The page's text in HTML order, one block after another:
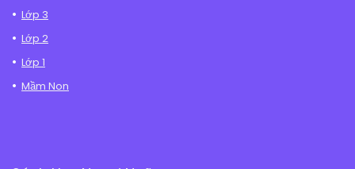
Lớp 3
Lớp 2
Lớp 1
Mầm Non